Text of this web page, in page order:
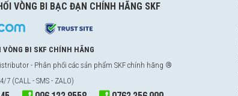
VÒNG BI BẠC ĐẠN CHÍNH HÃNG SKF
VÒNG BI SKF CHÍNH HÃNG
- Phân phối các sản phẩm SKF chính hãng ®
(CALL - SMS - ZALO)